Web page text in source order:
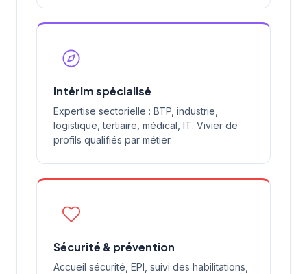
Intérim spécialisé
Expertise sectorielle : BTP, industrie,
logistique, tertiaire, médical, IT. Vivier de
profils qualifiés par métier.
Sécurité & prévention
Accueil sécurité, EPI, suivi des habilitations,